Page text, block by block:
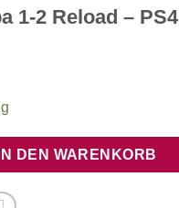
1-2 Reload – PS4
IN DEN WARENKORB